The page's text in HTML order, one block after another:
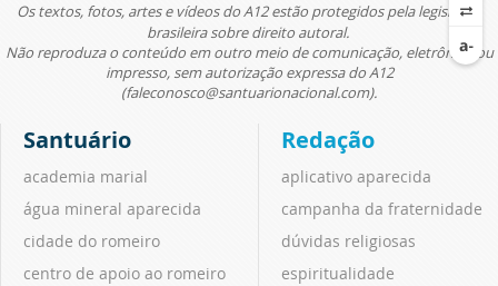
Os textos, fotos, artes e vídeos do A12 estão protegidos pela legislação
brasileira sobre direito autoral.
Não reproduza o conteúdo em outro meio de comunicação, eletrônico ou
impresso, sem autorização expressa do A12
(faleconosco@santuarionacional.com).
Santuário
academia marial
água mineral aparecida
cidade do romeiro
centro de apoio ao romeiro
Redação
aplicativo aparecida
campanha da fraternidade
dúvidas religiosas
espiritualidade